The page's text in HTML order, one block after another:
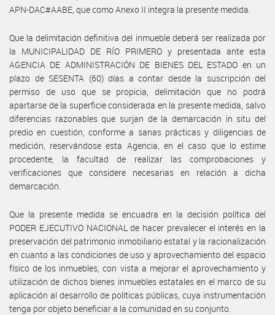
APN-DAC#AABE, que como Anexo II integra la presente medida.
Que la delimitación definitiva del inmueble deberá ser realizada por
la MUNICIPALIDAD DE RÍO PRIMERO y presentada ante esta
AGENCIA DE ADMINISTRACIÓN DE BIENES DEL ESTADO en un
plazo de SESENTA (60) días a contar desde la suscripción del
permiso de uso que se propicia, delimitación que no podrá
apartarse de la superficie considerada en la presente medida, salvo
diferencias razonables que surjan de la demarcación in situ del
predio en cuestión, conforme a sanas prácticas y diligencias de
medición, reservándose esta Agencia, en el caso que lo estime
procedente, la facultad de realizar las comprobaciones y
verificaciones que considere necesarias en relación a dicha
demarcación.
Que la presente medida se encuadra en la decisión política del
PODER EJECUTIVO NACIONAL de hacer prevalecer el interés en la
preservación del patrimonio inmobiliario estatal y la racionalización
en cuanto a las condiciones de uso y aprovechamiento del espacio
físico de los inmuebles, con vista a mejorar el aprovechamiento y
utilización de dichos bienes inmuebles estatales en el marco de su
aplicación al desarrollo de políticas públicas, cuya instrumentación
tenga por objeto beneficiar a la comunidad en su conjunto.